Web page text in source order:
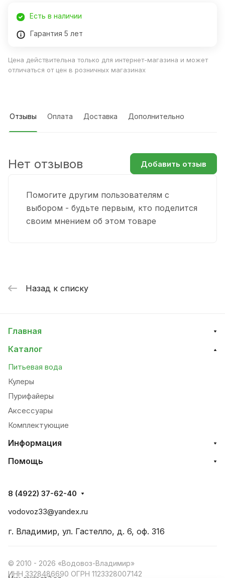
Есть в наличии
Гарантия 5 лет
Цена действительна только для интернет-магазина и может
отличаться от цен в розничных магазинах
Отзывы Оплата Доставка Дополнительно
Помогите другим пользователям с
выбором - будьте первым, кто поделится
своим мнением об этом товаре
Нет отзывов Добавить отзыв
Назад к списку
Главная
Каталог
Питьевая вода
Кулеры
Пурифайеры
Аксессуары
Комплектующие
Информация
Помощь
8 (4922) 37-62-40
vodovoz33@yandex.ru
г. Владимир, ул. Гастелло, д. 6, оф. 316
© 2010 - 2026 «Водовоз-Владимир»
ИНН 3328486690 ОГРН 1123328007142